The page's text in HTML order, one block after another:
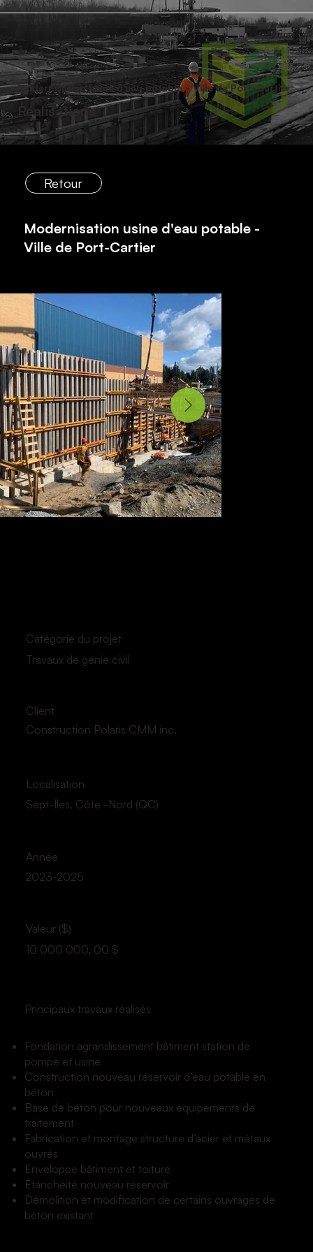
Réalisations
Modernisation usine d'eau potable - Ville de Port-Cartier
Retour
Travaux de génie civil
Catégorie du projet
Modernisation usine d'eau potable -
Ville de Port-Cartier
Localisation
Valeur ($)
Client
Année
Principaux travaux réalisés
Sept-Îles, Côte -Nord (QC)
10 000 000, 00 $
Construction Polaris CMM inc.
2023-2025
Fondation agrandissement bâtiment station de
pompe et usine
Construction nouveau réservoir d’eau potable en
béton
Base de béton pour nouveaux équipements de
traitement
Fabrication et montage structure d’acier et métaux
ouvrés
Enveloppe bâtiment et toiture
Étanchéité nouveau réservoir
Démolition et modification de certains ouvrages de
béton existant